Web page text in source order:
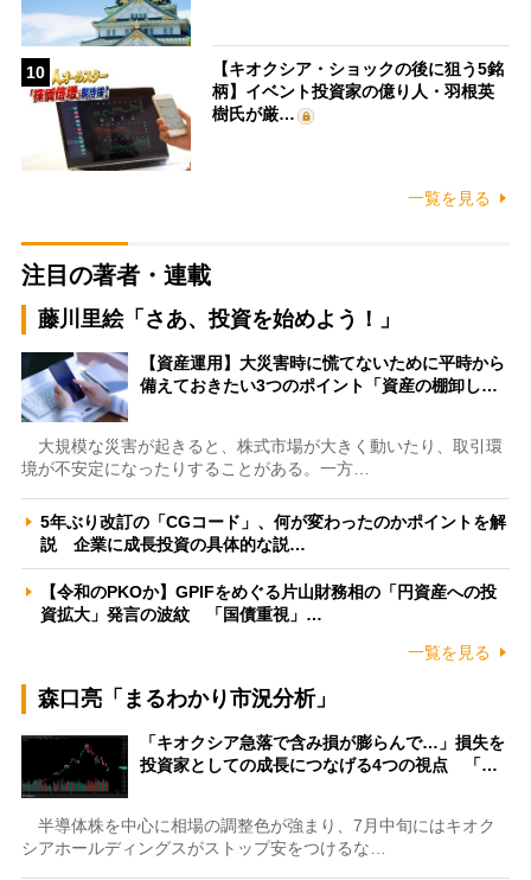
10
【キオクシア・ショックの後に狙う5銘
柄】イベント投資家の億り人・羽根英
樹氏が厳…
一覧を見る
注目の著者・連載
藤川里絵「さあ、投資を始めよう！」
【資産運用】大災害時に慌てないために平時から
備えておきたい3つのポイント「資産の棚卸し…
大規模な災害が起きると、株式市場が大きく動いたり、取引環
境が不安定になったりすることがある。一方…
5年ぶり改訂の「CGコード」、何が変わったのかポイントを解
説 企業に成長投資の具体的な説…
【令和のPKOか】GPIFをめぐる片山財務相の「円資産への投
資拡大」発言の波紋 「国債重視」…
一覧を見る
森口亮「まるわかり市況分析」
「キオクシア急落で含み損が膨らんで…」損失を
投資家としての成長につなげる4つの視点 「…
半導体株を中心に相場の調整色が強まり、7月中旬にはキオク
シアホールディングスがストップ安をつけるな…